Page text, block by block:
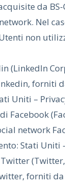
da
Nel
non
(LinkedIn
forniti
Uniti –
Facebook
network
Stati
forniti